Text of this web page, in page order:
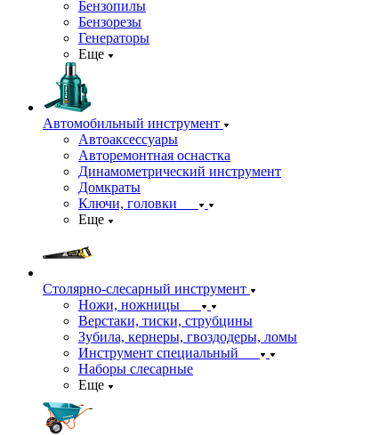
Бензопилы
Бензорезы
Генераторы
Еще
Автомобильный инструмент
Автоаксессуары
Авторемонтная оснастка
Динамометрический инструмент
Домкраты
Ключи, головки
Еще
Столярно-слесарный инструмент
Ножи, ножницы
Верстаки, тиски, струбцины
Зубила, кернеры, гвоздодеры, ломы
Инструмент специальный
Наборы слесарные
Еще